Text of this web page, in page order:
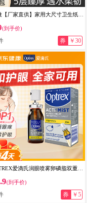
(到手价)
券 ￥30
(到手价)
券 ￥5